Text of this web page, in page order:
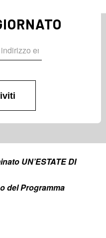
UN’ESTATE DI
del Programma